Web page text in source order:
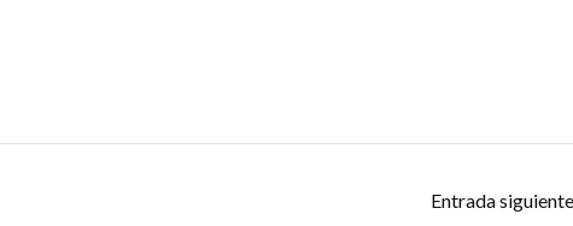
Entrada siguiente